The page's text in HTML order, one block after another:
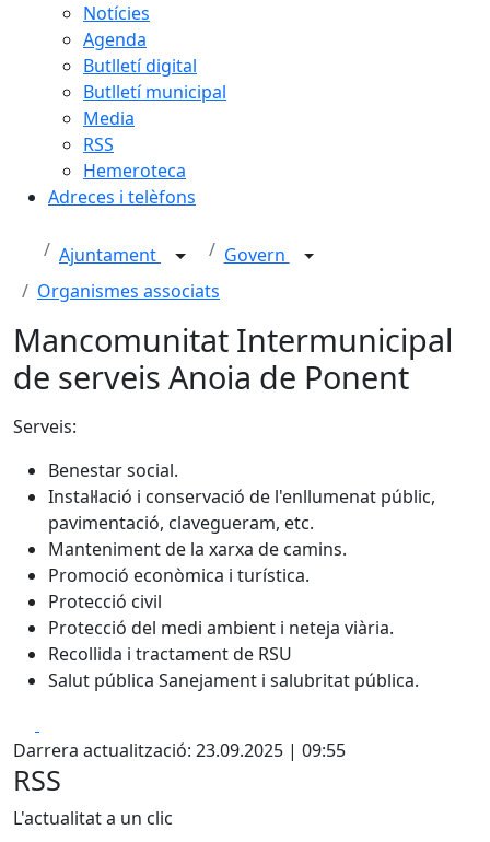
Notícies
Agenda
Butlletí digital
Butlletí municipal
Media
RSS
Hemeroteca
Adreces i telèfons
Ajuntament
Govern
Organismes associats
Mancomunitat Intermunicipal
de serveis Anoia de Ponent
Serveis:
Benestar social.
Instal·lació i conservació de l'enllumenat públic,
pavimentació, clavegueram, etc.
Manteniment de la xarxa de camins.
Promoció econòmica i turística.
Protecció civil
Protecció del medi ambient i neteja viària.
Recollida i tractament de RSU
Salut pública Sanejament i salubritat pública.
Darrera actualització: 23.09.2025 | 09:55
RSS
L'actualitat a un clic